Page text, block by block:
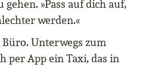
»Pass auf dich auf,
werden.«
Unterwegs zum
per App ein Taxi, das in